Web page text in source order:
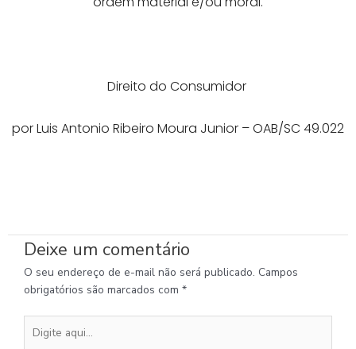
Direito do Consumidor
por Luis Antonio Ribeiro Moura Junior – OAB/SC 49.022
Deixe um comentário
O seu endereço de e-mail não será publicado. Campos
obrigatórios são marcados com *
aqui...